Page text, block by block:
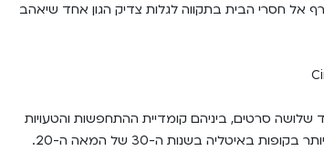
אל חסרי הבית בתקווה לגלות צדיק הגון אחד שיאהב
שלושה סרטים, ביניהם קומדיית ההתחפשות והטעויות
"האדון מקס", שהיה לאחד הסרטים המצליחים ביותר בקופות באיטליה בשנות ה-30 של המאה ה-20.